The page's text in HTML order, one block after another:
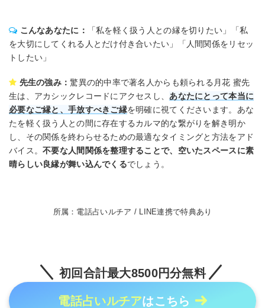
こんなあなたに：
「私を軽く扱う人との縁を切りたい」「私
を大切にしてくれる人とだけ付き合いたい」「人間関係をリセッ
トしたい」
先生の強み：驚異の的中率で著名人からも頼られる月花 蜜先
生は、アカシックレコードにアクセスし、あなたにとって本当に
必要なご縁と、手放すべきご縁を明確に視てくださいます。あな
たを軽く扱う人との間に存在するカルマ的な繋がりを解き明か
し、その関係を終わらせるための最適なタイミングと方法をアド
バイス。不要な人間関係を整理することで、空いたスペースに素
晴らしい良縁が舞い込んでくるでしょう。
所属：電話占いルチア / LINE連携で特典あり
初回合計最大8500円分無料
電話占いルチアはこちら